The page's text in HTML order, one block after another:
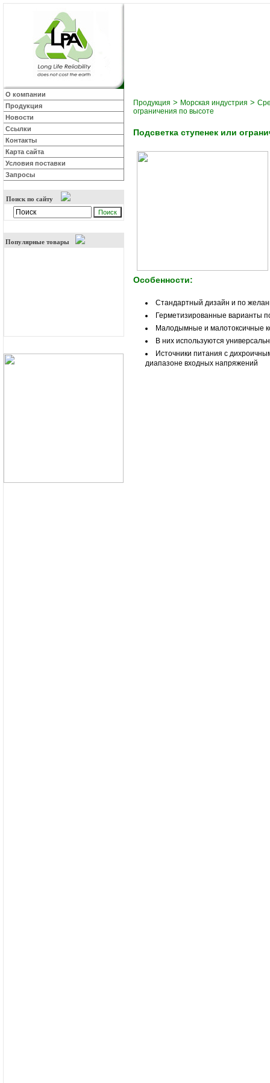
О компании
Продукция
Новости
Ссылки
Контакты
Карта сайта
Условия поставки
Запросы
Поиск по сайту
Популярные товары
Продукция > Морская индустрия >
ограничения по высоте
Подсветка ступенек или
Особенности:
Стандартный дизайн и по
Герметизированные варианты
Малодымные и малотоксичные
В них используются
Источники питания с
диапазоне входных напряжений